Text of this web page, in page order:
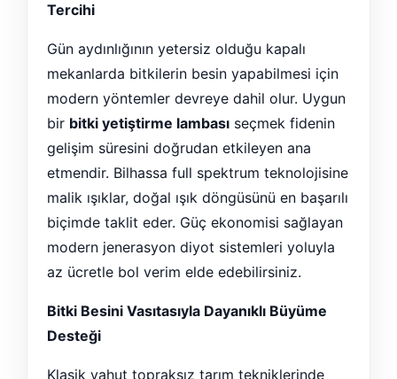
Tercihi
Gün aydınlığının yetersiz olduğu kapalı
mekanlarda bitkilerin besin yapabilmesi için
modern yöntemler devreye dahil olur. Uygun
bir bitki yetiştirme lambası seçmek fidenin
gelişim süresini doğrudan etkileyen ana
etmendir. Bilhassa full spektrum teknolojisine
malik ışıklar, doğal ışık döngüsünü en başarılı
biçimde taklit eder. Güç ekonomisi sağlayan
modern jenerasyon diyot sistemleri yoluyla
az ücretle bol verim elde edebilirsiniz.
Bitki Besini Vasıtasıyla Dayanıklı Büyüme
Desteği
Klasik yahut topraksız tarım tekniklerinde